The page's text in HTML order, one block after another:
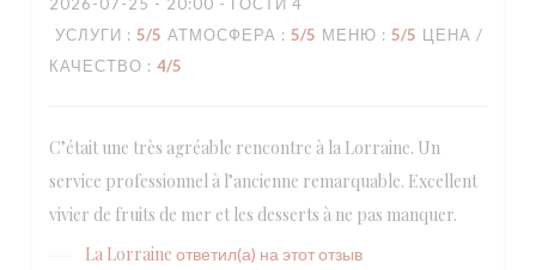
2026-07-25 - 20:00 - ГОСТИ 4
УСЛУГИ : 5/5 АТМОСФЕРА : 5/5 МЕНЮ : 5/5 ЦЕНА /
КАЧЕСТВО : 4/5
C’était une très agréable rencontre à la Lorraine. Un
service professionnel à l’ancienne remarquable. Excellent
vivier de fruits de mer et les desserts à ne pas manquer.
La Lorraine ответил(а) на этот отзыв